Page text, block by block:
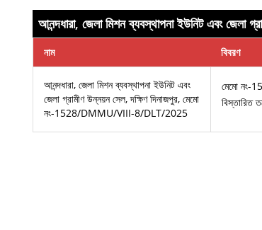
আনন্দধারা, জেলা মিশন ব্যবস্থাপনা ইউনিট এবং
নাম বিবরণ
আনন্দধারা, জেলা মিশন ব্যবস্থাপনা ইউনিট এবং
জেলা গ্রামীণ উন্নয়ন সেল, দক্ষিণ দিনাজপুর, মেমো
নং-1528/DMMU/VIII-8/DLT/2025
মেমো
বিস্তারিত